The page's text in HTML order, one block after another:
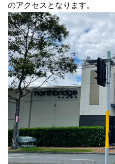
のアクセスとなります。